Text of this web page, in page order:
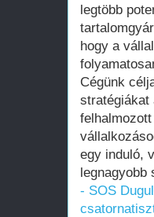
legtöbb
hogy a
Cégünk
stratégiákat
egy induló,
legnagyobb
- SOS